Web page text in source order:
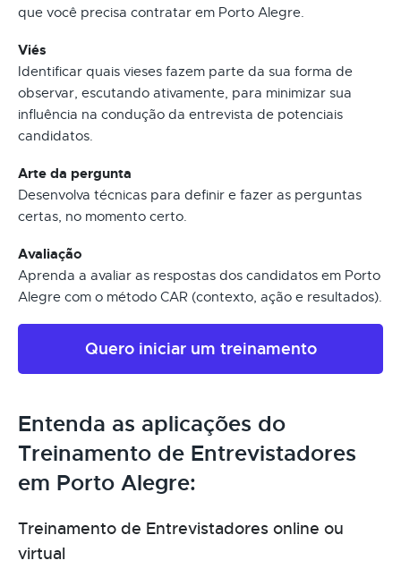
que você precisa contratar em Porto Alegre.
Viés
Identificar quais vieses fazem parte da sua forma de
observar, escutando ativamente, para minimizar sua
influência na condução da entrevista de potenciais
candidatos.
Arte da pergunta
Desenvolva técnicas para definir e fazer as perguntas
certas, no momento certo.
Avaliação
Aprenda a avaliar as respostas dos candidatos em Porto
Alegre com o método CAR (contexto, ação e resultados).
Quero iniciar um treinamento
Entenda as aplicações do
Treinamento de Entrevistadores
em Porto Alegre:
Treinamento de Entrevistadores online ou
virtual